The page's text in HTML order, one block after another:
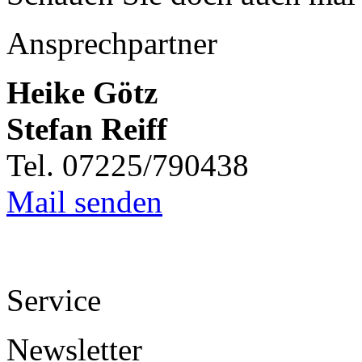
Ansprechpartner
Heike Götz
Stefan Reiff
Tel. 07225/790438
Mail senden
Service
Newsletter